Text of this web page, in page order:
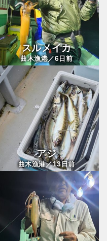
スルメイカ
曲木漁港／6日前
アジ
曲木漁港／13日前